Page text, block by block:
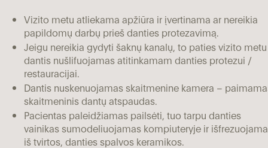
Vizito metu atliekama apžiūra ir įvertinama ar nereikia
papildomų darbų prieš danties protezavimą.
Jeigu nereikia gydyti šaknų kanalų, to paties vizito metu
dantis nušlifuojamas atitinkamam danties protezui /
restauracijai.
Dantis nuskenuojamas skaitmenine kamera –
skaitmeninis dantų atspaudas.
Pacientas paleidžiamas pailsėti, tuo tarpu danties
vainikas sumodeliuojamas kompiuteryje ir
iš tvirtos, danties spalvos keramikos.